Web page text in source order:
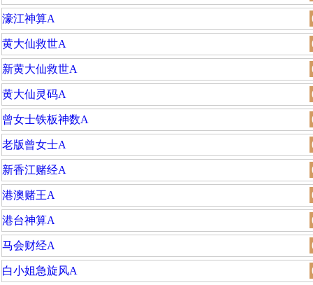
濠江神算A
黄大仙救世A
新黄大仙救世A
黄大仙灵码A
曾女士铁板神数A
老版曾女士A
新香江赌经A
港澳赌王A
港台神算A
马会财经A
白小姐急旋风A